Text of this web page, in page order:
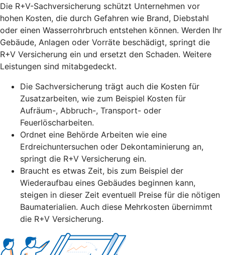
Die R+V-Sachversicherung schützt Unternehmen vor
hohen Kosten, die durch Gefahren wie Brand, Diebstahl
oder einen Wasserrohrbruch entstehen können. Werden Ihr
Gebäude, Anlagen oder Vorräte beschädigt, springt die
R+V Versicherung ein und ersetzt den Schaden. Weitere
Leistungen sind mitabgedeckt.
Die Sachversicherung trägt auch die Kosten für
Zusatzarbeiten, wie zum Beispiel Kosten für
Aufräum-, Abbruch-, Transport- oder
Feuerlöscharbeiten.
Ordnet eine Behörde Arbeiten wie eine
Erdreichuntersuchen oder Dekontaminierung an,
springt die R+V Versicherung ein.
Braucht es etwas Zeit, bis zum Beispiel der
Wiederaufbau eines Gebäudes beginnen kann,
steigen in dieser Zeit eventuell Preise für die nötigen
Baumaterialien. Auch diese Mehrkosten übernimmt
die R+V Versicherung.